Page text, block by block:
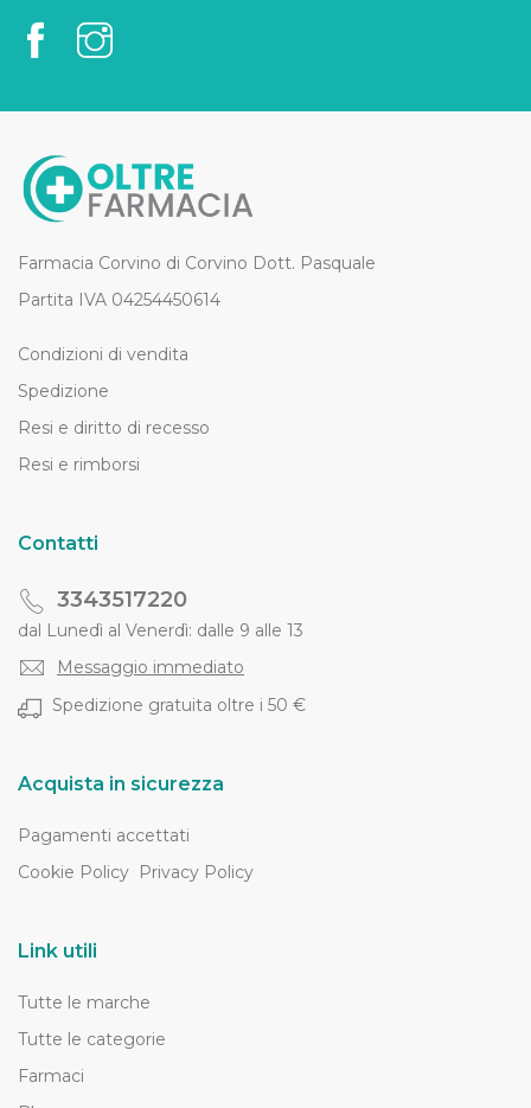
Farmacia Corvino di Corvino Dott. Pasquale
Partita IVA 04254450614
Condizioni di vendita
Spedizione
Resi e diritto di recesso
Resi e rimborsi
Contatti
3343517220
dal Lunedì al Venerdì: dalle 9 alle 13
Messaggio immediato
Spedizione gratuita oltre i 50 €
Acquista in sicurezza
Pagamenti accettati
Cookie Policy Privacy Policy
Link utili
Tutte le marche
Tutte le categorie
Farmaci